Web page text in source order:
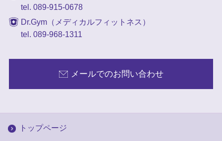
tel. 089-915-0678
Dr.Gym（メディカルフィットネス）
tel. 089-968-1311
メールでのお問い合わせ
トップページ